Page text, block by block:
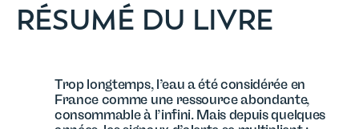
RÉSUMÉ DU LIVRE
Trop longtemps, l’eau a été considérée en
France comme une ressource abondante,
consommable à l’infini. Mais depuis quelques